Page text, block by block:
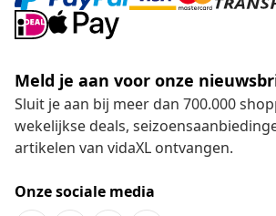
Meld je aan voor onze
Sluit je aan bij meer dan 700.000
wekelijkse deals,
artikelen van vidaXL ontvangen.
Onze sociale media